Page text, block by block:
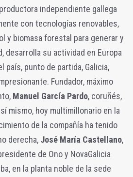
independiente gallega
con tecnologías renovables,
y biomasa forestal para generar y
desarrolla su actividad en Europa
país, punto de partida, Galicia,
Fundador, máximo
Manuel García Pardo, coruñés,
mismo, hoy multimillonario en la
de la compañía ha tenido
derecha, José María Castellano,
de Ono y NovaGalicia
en la planta noble de la sede